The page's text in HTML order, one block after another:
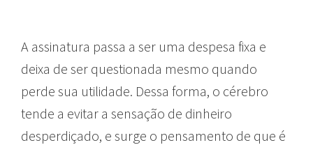
A assinatura passa a ser uma despesa fixa e
deixa de ser questionada mesmo quando
perde sua utilidade. Dessa forma, o cérebro
tende a evitar a sensação de dinheiro
desperdiçado, e surge o pensamento de que é